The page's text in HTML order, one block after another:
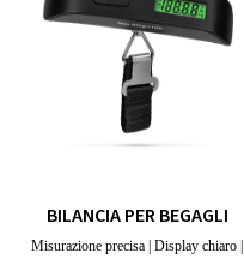
BILANCIA PER BEGAGLI
Misurazione precisa | Display chiaro |